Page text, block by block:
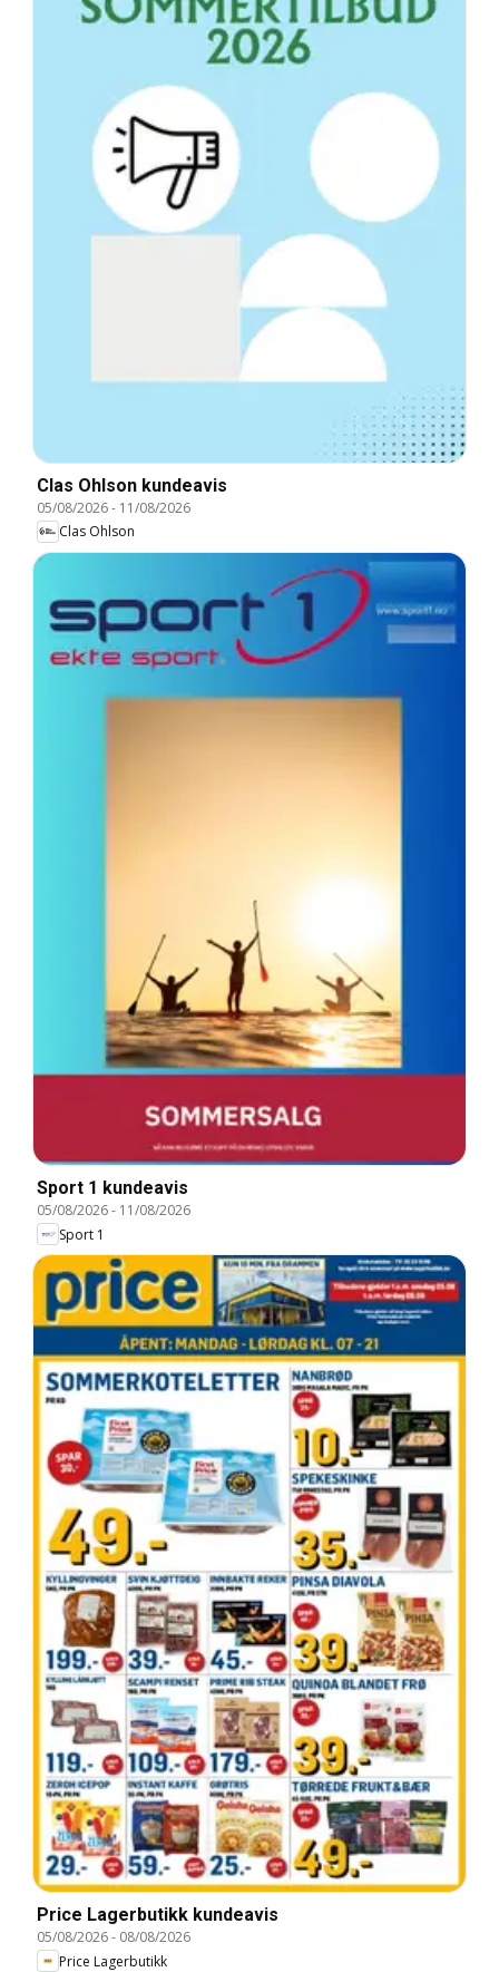
Clas Ohlson kundeavis
05/08/2026- 11/08/2026
Clas Ohlson
Sport 1 kundeavis
05/08/2026- 11/08/2026
Sport 1
Price Lagerbutikk kundeavis
05/08/2026- 08/08/2026
Price Lagerbutikk